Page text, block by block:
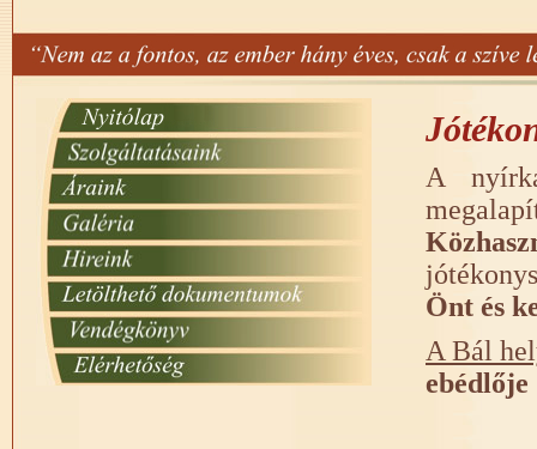
A
Önt és
A Bál
ebédlője